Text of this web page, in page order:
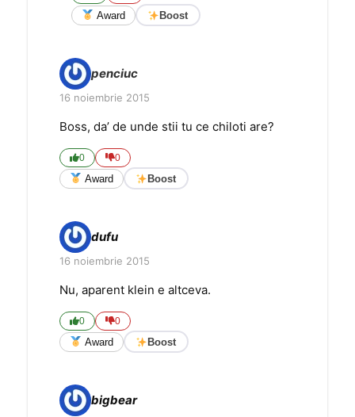
Award Boost
penciuc
16 noiembrie 2015
Boss, da’ de unde stii tu ce chiloti are?
0 0
Award Boost
dufu
16 noiembrie 2015
Nu, aparent klein e altceva.
0 0
Award Boost
bigbear